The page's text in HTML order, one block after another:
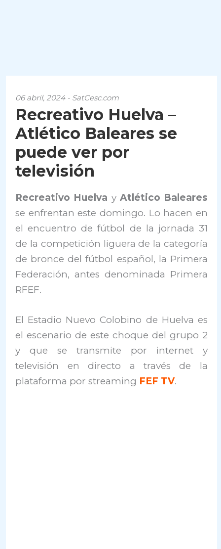
06 abril, 2024 - SatCesc.com
Recreativo Huelva –
Atlético Baleares se
puede ver por
televisión
Recreativo Huelva yAtlético Baleares
se enfrentan este domingo. Lo hacen en
el encuentro de fútbol de la jornada 31
de la competición liguera de la categoría
de bronce del fútbol español, la Primera
Federación, antes denominada Primera
RFEF.
El Estadio Nuevo Colobino de Huelva es
el escenario de este choque del grupo 2
y que se transmite por internet y
televisión en directo a través de la
plataforma por streaming FEF TV.